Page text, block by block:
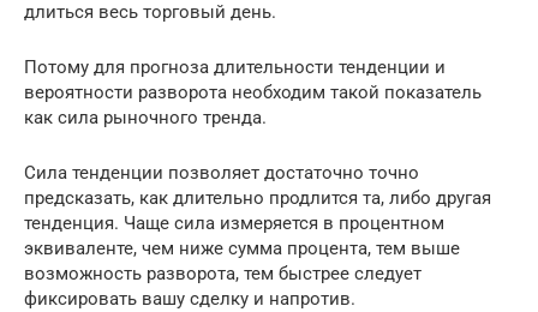
длиться весь торговый день.
Потому для прогноза длительности тенденции и
вероятности разворота необходим такой показатель
как сила рыночного тренда.
Сила тенденции позволяет достаточно точно
предсказать, как длительно продлится та, либо другая
тенденция. Чаще сила измеряется в процентном
эквиваленте, чем ниже сумма процента, тем выше
возможность разворота, тем быстрее следует
фиксировать вашу сделку и напротив.